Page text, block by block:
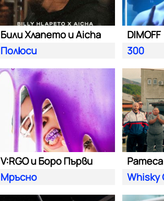
Били Хлапето и Aicha
Полюси
DIMOFF
300
V:RGO и Боро Първи
Мръсно
Whisky